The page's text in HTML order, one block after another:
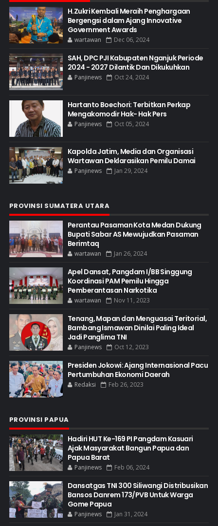
H.Zukri Kembali Meraih Penghargaan
Bergengsi dalam Ajang Innovative
Government Awards
wartawan Dec 06, 2024
SAH, DPC PJI Kabupaten Nganjuk Periode
2024 - 2027 Dilantik Dan Dikukuhkan
Panjinews Oct 24, 2024
Hartanto Boechori: Terbitkan Perkap
Mengakomodir Hak- Hak Pers
Panjinews Oct 05, 2024
Kapolda Jatim, Media dan Organisasi
Wartawan Deklarasikan Pemilu Damai
Panjinews Jan 29, 2024
PROVINSI SUMATERA UTARA
Perantau Pasaman Kota Medan Dukung
Bupati Sabar AS Mewujudkan Pasaman
Berimtaq
wartawan Jan 26, 2024
Apel Dansat, Pangdam I/BB Singgung
Koordinasi PAM Pemilu Hingga
Pemberantasan Narkotika
wartawan Nov 11, 2023
Tenang, Mapan dan Menguasai Teritorial,
Bambang Ismawan Dinilai Paling Ideal
Jadi Panglima TNI
Panjinews Oct 12, 2023
Presiden Jokowi: Ajang Internasional Pacu
Pertumbuhan Ekonomi Daerah
Redaksi Feb 26, 2023
PROVINSI PAPUA
Hadiri HUT Ke-169 PI Pangdam Kasuari
Ajak Masyarakat Bangun Papua dan
Papua Barat
Panjinews Feb 06, 2024
Dansatgas TNI 300 Siliwangi Distribusikan
Bansos Danrem 173/PVB Untuk Warga
Gome Papua
Panjinews Jan 31, 2024